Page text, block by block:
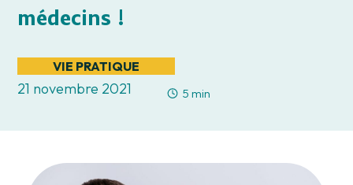
médecins !
VIE PRATIQUE
21 novembre 2021 5 min